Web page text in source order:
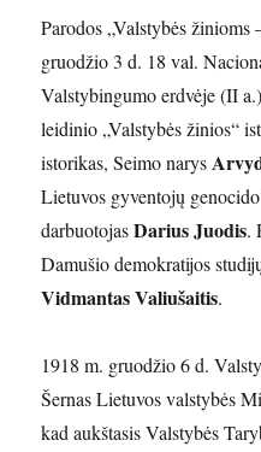
Parodos „Valstybės
gruodžio 3 d. 18 val.
Valstybingumo erdvėje (II
leidinio „Valstybės žinios“
istorikas, Seimo narys
Lietuvos gyventojų
darbuotojasDariusJuodis.
Damušio demokratijos
Vidmantas Valiušaitis.
1918 m. gruodžio 6 d.
Šernas Lietuvos valstybės
kad aukštasis Valstybės